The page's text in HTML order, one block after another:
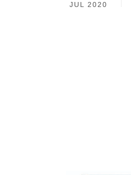
JUL 2020